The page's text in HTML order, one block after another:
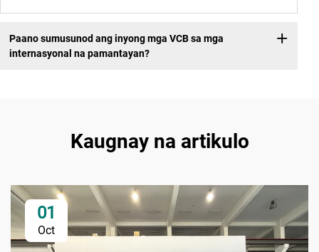
Paano sumusunod ang inyong mga VCB sa mga
internasyonal na pamantayan?
Kaugnay na artikulo
01
Oct